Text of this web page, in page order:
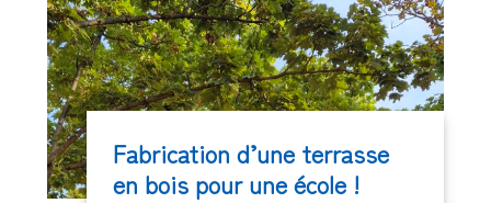
Fabrication d’une terrasse
en bois pour une école !